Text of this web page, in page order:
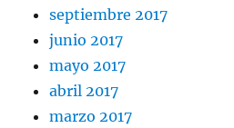
septiembre 2017
junio 2017
mayo 2017
abril 2017
marzo 2017